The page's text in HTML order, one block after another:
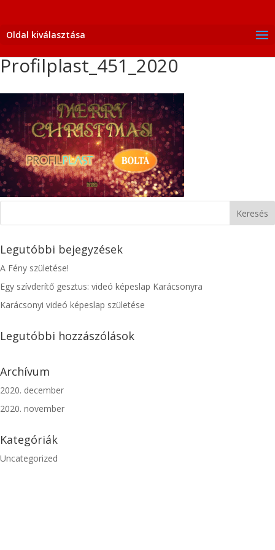
Oldal kiválasztása
Profilplast_451_2020
Legutóbbi bejegyzések
A Fény születése!
Egy szívderítő gesztus: videó képeslap Karácsonyra
Karácsonyi videó képeslap születése
Legutóbbi hozzászólások
Archívum
2020. december
2020. november
Kategóriák
Uncategorized